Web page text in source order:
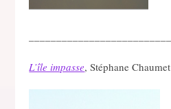
L’île impasse, Stéphane Chaumet